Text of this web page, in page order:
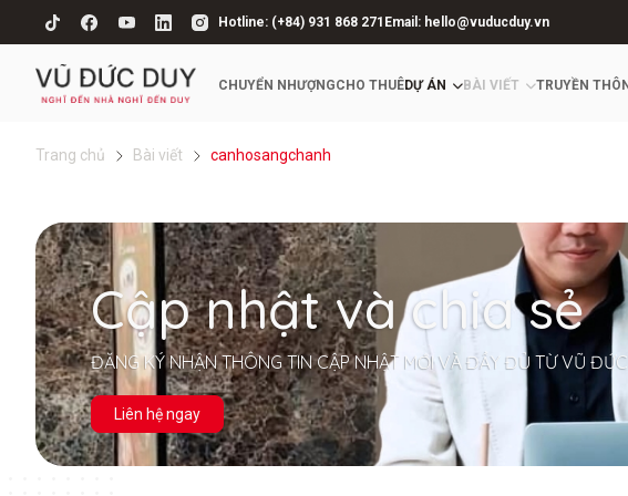
Hotline: (+84) 931 868 271 Email: hello@vuducduy.vn
CHUYỂN NHƯỢNGCHO THUÊDỰ ÁN BÀI VIẾT TRUYỀN
Trang chủ Bài viết canhosangchanh
Cập nhật và chia sẻ
ĐĂNG KÝ NHẬN THÔNG TIN CẬP NHẬT MỚI VÀ ĐẦY ĐỦ TỪ VŨ
Liên hệ ngay